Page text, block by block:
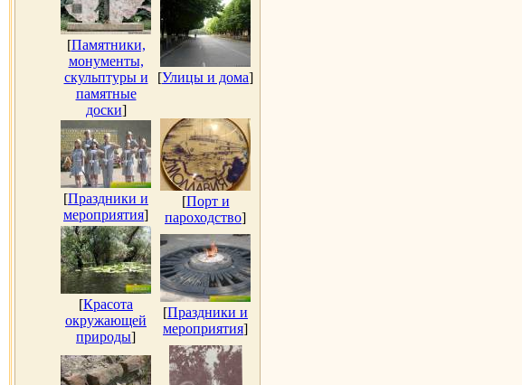
[Памятники,
монументы,
скульптуры и
памятные
доски]
[Улицы и дома]
[Праздники и
мероприятия]
[Порт и
пароходство]
[Красота
окружающей
природы]
[Праздники и
мероприятия]